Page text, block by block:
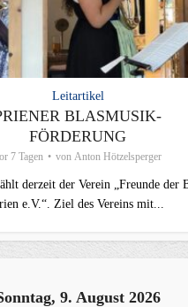
Leitartikel
BLASMUSIK-
FÖRDERUNG
7 Tagen von Anton Hötzelsperger
derzeit der Verein „Freunde der
e.V.“. Ziel des Vereins mit...
9. August 2026